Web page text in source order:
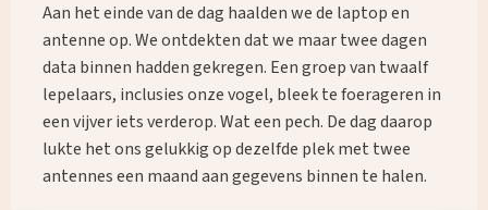
Aan het einde van de dag haalden we de laptop en
antenne op. We ontdekten dat we maar twee dagen
data binnen hadden gekregen. Een groep van twaalf
lepelaars, inclusies onze vogel, bleek te foerageren in
een vijver iets verderop. Wat een pech. De dag daarop
lukte het ons gelukkig op dezelfde plek met twee
antennes een maand aan gegevens binnen te halen.